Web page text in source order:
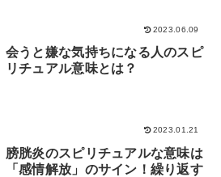
2023.06.09
会うと嫌な気持ちになる人のスピ
リチュアル意味とは？
2023.01.21
膀胱炎のスピリチュアルな意味は
「感情解放」のサイン！繰り返す